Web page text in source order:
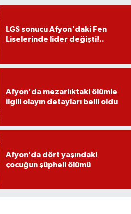
LGS sonucu Afyon'daki Fen
Liselerinde lider değişti!..
Afyon'da mezarlıktaki ölümle
ilgili olayın detayları belli oldu
Afyon’da dört yaşındaki
çocuğun şüpheli ölümü